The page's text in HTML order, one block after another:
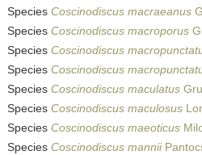
Species Coscinodiscus macraeanus
Species Coscinodiscus macroporus
Species Coscinodiscus
Species Coscinodiscus
Species Coscinodiscus maculatus
Species Coscinodiscus maculosus
Species Coscinodiscus maeoticus
Species Coscinodiscus mannii